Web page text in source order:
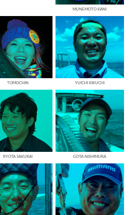
MUNEMOTO KANI
TOMOCHIN YUICHI KIKUCHI
RYOTA SAKURAI GOTA NISHIMURA